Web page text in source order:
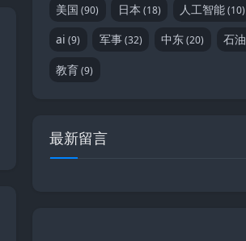
美国 (90) 日本 (18) 人工智能(10)
ai (9) 军事(32) 中东(20) 石油
教育(9)
最新留言